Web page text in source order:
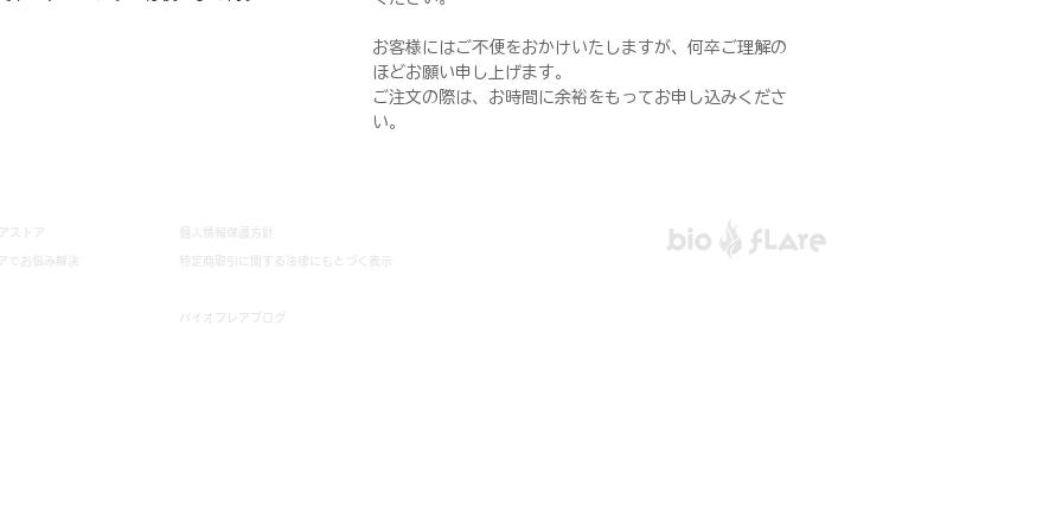
お客様にはご不便をおかけいたしますが、何卒ご理解の
ほどお願い申し上げます。
ご注文の際は、お時間に余裕をもってお申し込みくださ
い。
ストア
でお悩み解決
個人情報保護方針
特定商取引に関する法律にもとづく表示
バイオフレアブログ